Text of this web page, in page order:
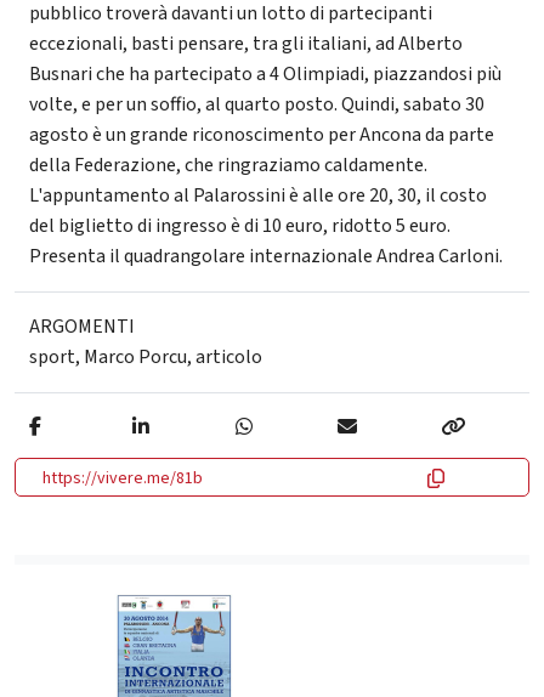
pubblico troverà davanti un lotto di partecipanti
eccezionali, basti pensare, tra gli italiani, ad Alberto
Busnari che ha partecipato a 4 Olimpiadi, piazzandosi più
volte, e per un soffio, al quarto posto. Quindi, sabato 30
agosto è un grande riconoscimento per Ancona da parte
della Federazione, che ringraziamo caldamente.
L'appuntamento al Palarossini è alle ore 20, 30, il costo
del biglietto di ingresso è di 10 euro, ridotto 5 euro.
Presenta il quadrangolare internazionale Andrea Carloni.
ARGOMENTI
sport, Marco Porcu,articolo
https://vivere.me/81b